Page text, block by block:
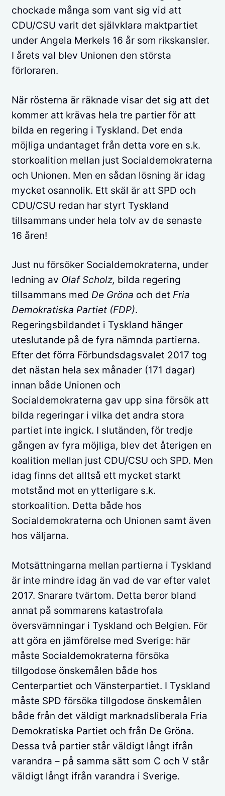
chockade många som vant sig vid att
CDU/CSU varit det självklara maktpartiet
under Angela Merkels 16 år som rikskansler.
I årets val blev Unionen den största
förloraren.
När rösterna är räknade visar det sig att det
kommer att krävas hela tre partier för att
bilda en regering i Tyskland. Det enda
möjliga undantaget från detta vore en s.k.
storkoalition mellan just Socialdemokraterna
och Unionen. Men en sådan lösning är idag
mycket osannolik. Ett skäl är att SPD och
CDU/CSU redan har styrt Tyskland
tillsammans under hela tolv av de senaste
16 åren!
Just nu försöker Socialdemokraterna, under
ledning av Olaf Scholz, bilda regering
tillsammans med De Gröna och det Fria
Demokratiska Partiet (FDP).
Regeringsbildandet i Tyskland hänger
uteslutande på de fyra nämnda partierna.
Efter det förra Förbundsdagsvalet 2017 tog
det nästan hela sex månader (171 dagar)
innan både Unionen och
Socialdemokraterna gav upp sina försök att
bilda regeringar i vilka det andra stora
partiet inte ingick. I slutänden, för tredje
gången av fyra möjliga, blev det återigen en
koalition mellan just CDU/CSU och SPD. Men
idag finns det alltså ett mycket starkt
motstånd mot en ytterligare s.k.
storkoalition. Detta både hos
Socialdemokraterna och Unionen samt även
hos väljarna.
Motsättningarna mellan partierna i Tyskland
är inte mindre idag än vad de var efter valet
2017. Snarare tvärtom. Detta beror bland
annat på sommarens katastrofala
översvämningar i Tyskland och Belgien. För
att göra en jämförelse med Sverige: här
måste Socialdemokraterna försöka
tillgodose önskemålen både hos
Centerpartiet och Vänsterpartiet. I Tyskland
måste SPD försöka tillgodose önskemålen
både från det väldigt marknadsliberala Fria
Demokratiska Partiet och från De Gröna.
Dessa två partier står väldigt långt ifrån
varandra – på samma sätt som C och V står
väldigt långt ifrån varandra i Sverige.